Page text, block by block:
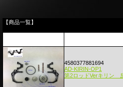
【商品一覧】
4580377881694
AD-KIRIN-OP1
第2ロッドVerキリン